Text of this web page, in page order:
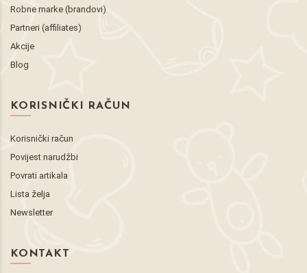
Robne marke (brandovi)
Partneri (affiliates)
Akcije
Blog
KORISNIČKI RAČUN
Korisnički račun
Povijest narudžbi
Povrati artikala
Lista želja
Newsletter
KONTAKT